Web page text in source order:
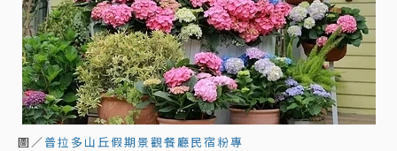
圖／普拉多山丘假期景觀餐廳民宿粉專